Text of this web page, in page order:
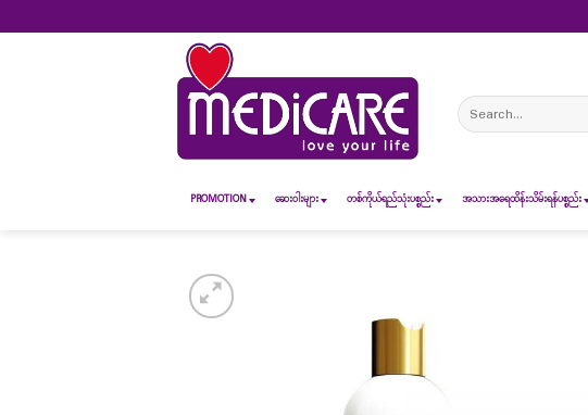
to
Search
for:
PROMOTION ဆေး၀ါးများ တစ်ကိုယ်ရည်သုံးပစ္စည်း အသားအရေထိန်းသိမ်းရန်ပစ္စည်း